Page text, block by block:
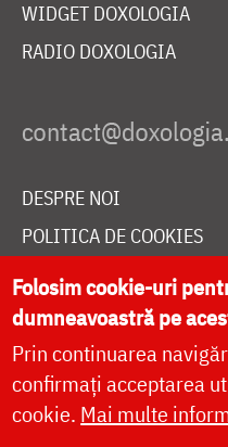
WIDGET DOXOLOGIA
RADIO DOXOLOGIA
DESPRE NOI
POLITICA DE COOKIES
DONEAZĂ ONLINE
LIVE
Folosim cookie-uri
dumneavoastră pe
Prin continuarea
confirmați acceptarea
cookie. Mai multe